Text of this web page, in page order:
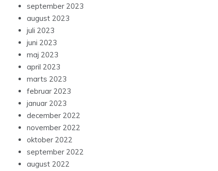
september 2023
august 2023
juli 2023
juni 2023
maj 2023
april 2023
marts 2023
februar 2023
januar 2023
december 2022
november 2022
oktober 2022
september 2022
august 2022